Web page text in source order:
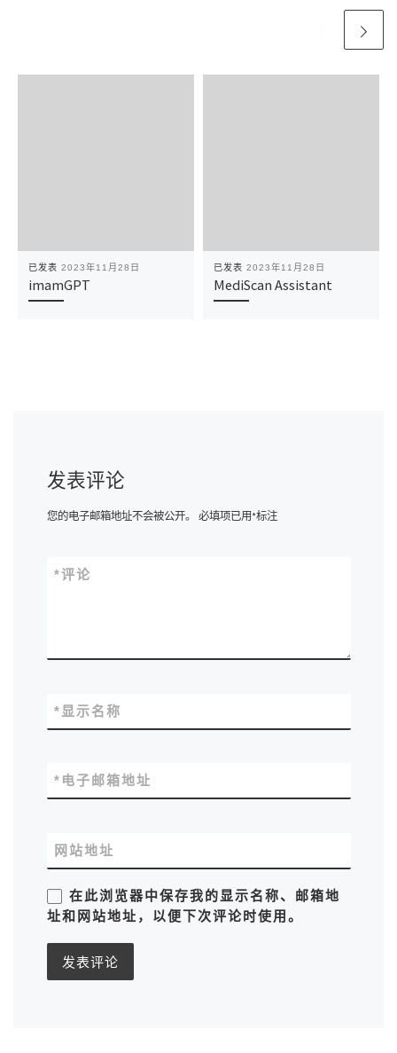
已发表 2023年11月28日
imamGPT
已发表 2023年11月28日
MediScan Assistant
发表评论
您的电子邮箱地址不会被公开。 必填项已用*标注
评论
*
显示名称
*
电子邮箱地址
*
网站地址
在此浏览器中保存我的显示名称、邮箱地
址和网站地址，以便下次评论时使用。